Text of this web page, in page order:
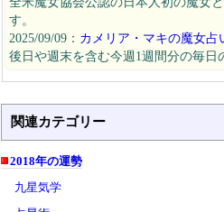
す。
2025/09/09： カメリア・マキの魔女占
後日や週末を含む今週1週間分の毎日
関連カテゴリー
2018年の運勢
九星気学